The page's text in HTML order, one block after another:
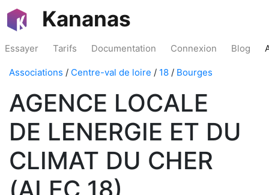
Kananas
Essayer Tarifs Documentation Connexion Blog
Associations / Centre-val de loire / 18 / Bourges
AGENCE LOCALE
DE LENERGIE ET DU
CLIMAT DU CHER